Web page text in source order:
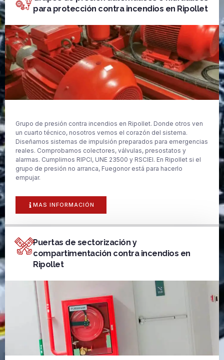
para protección contra incendios en Ripollet
Grupo de presión contra incendios en Ripollet. Donde otros ven
un cuarto técnico, nosotros vemos el corazón del sistema.
Diseñamos sistemas de impulsión preparados para emergencias
reales. Comprobamos colectores, válvulas, presostatos y
alarmas. Cumplimos RIPCI, UNE 23500 y RSCIEI. En Ripollet si el
grupo de presión no arranca, Fuegonor está para hacerlo
empujar.
MAS INFORMACIÓN
Puertas de sectorización y
compartimentación contra incendios en
Ripollet